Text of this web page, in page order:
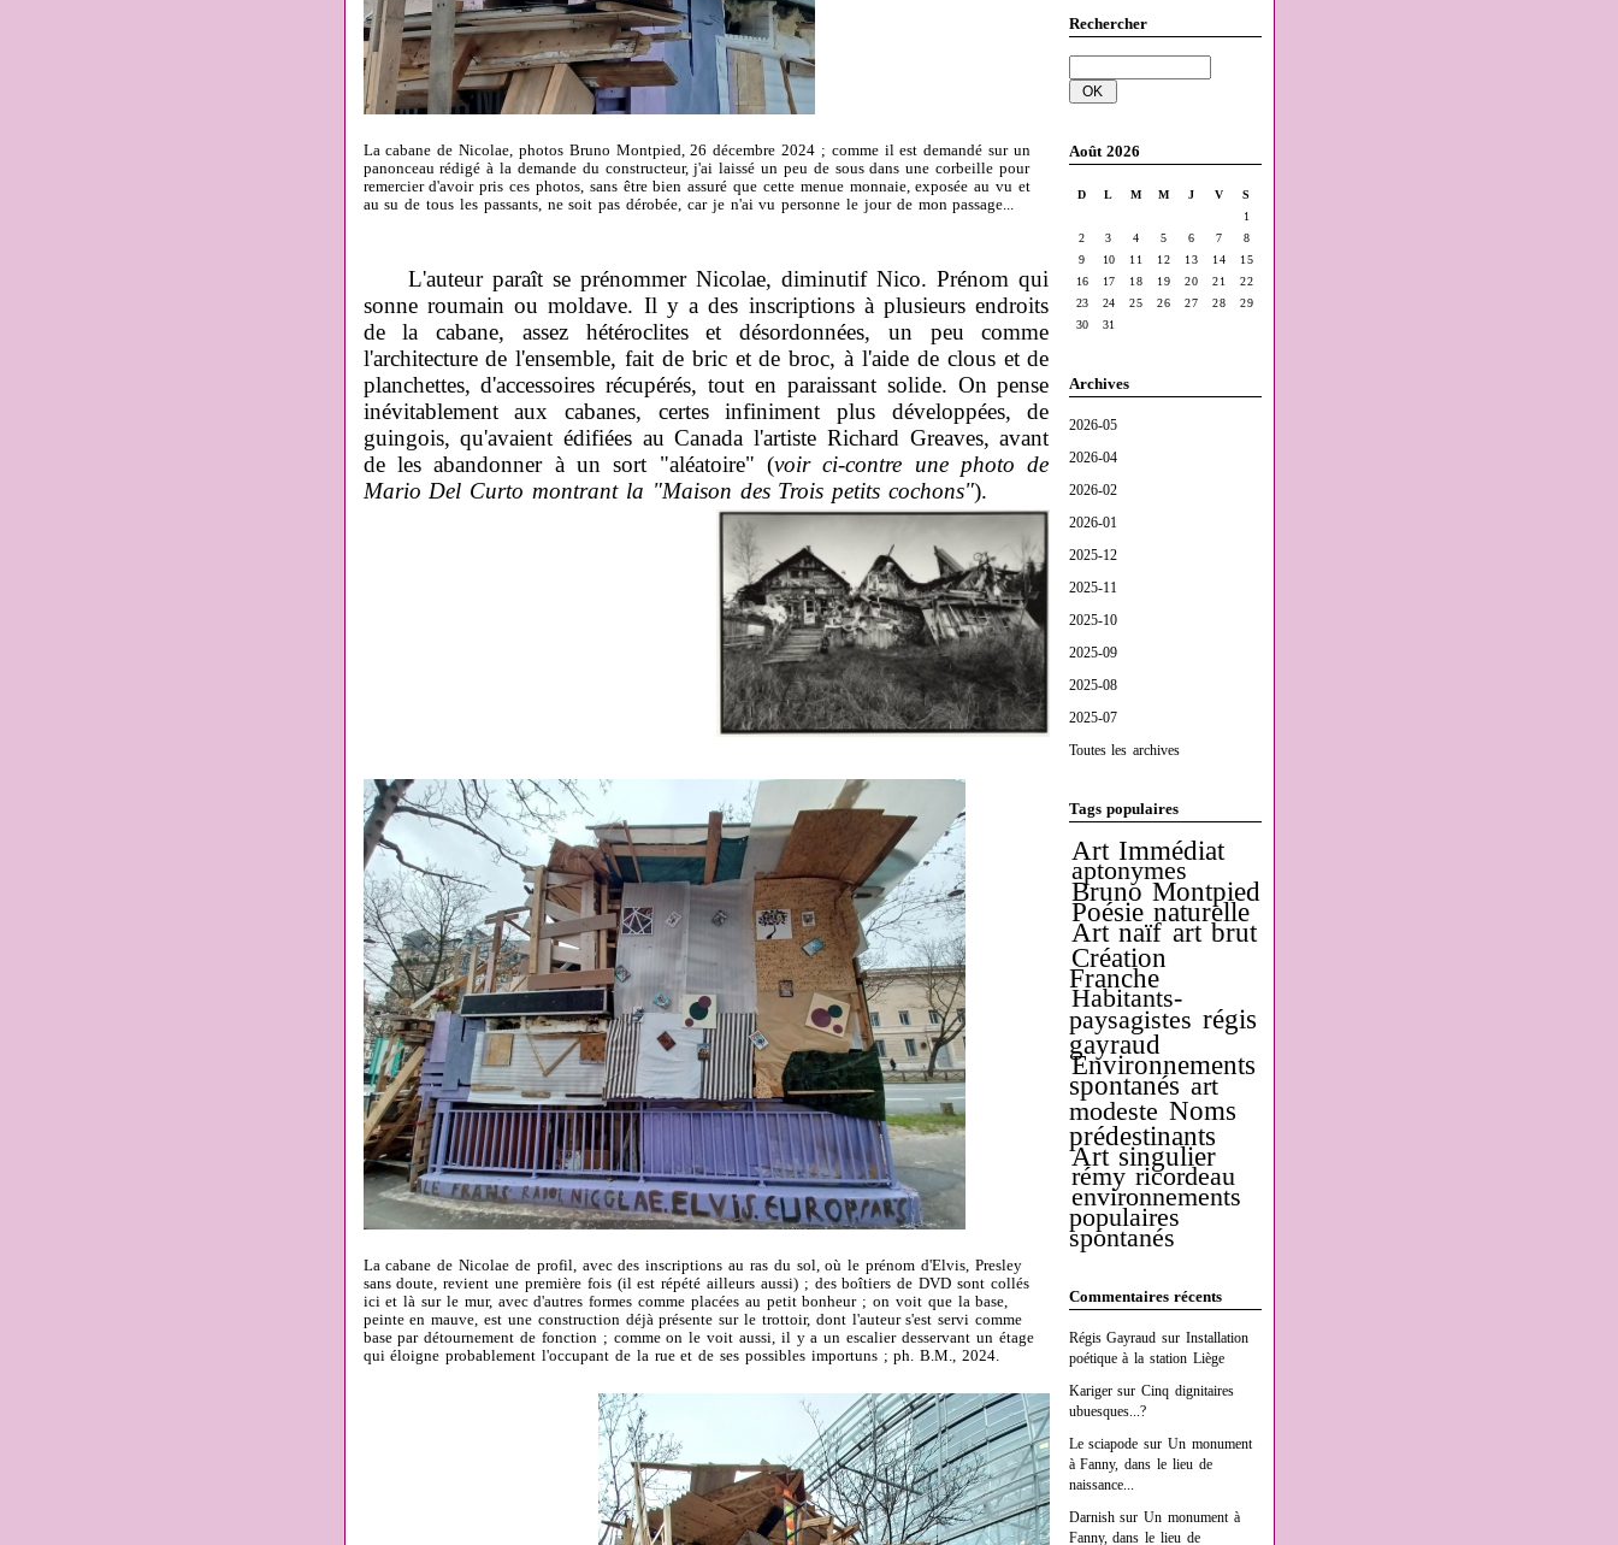
Rechercher
Août 2026
D L M M J V
S
1
2
3 4 5 6 7
8
9
10 11 12 13 14
15
16
17 18 19 20 21
22
23
24 25 26 27 28
29
30
31
Archives
2026-05
2026-04
2026-02
2026-01
2025-12
2025-11
2025-10
2025-09
2025-08
2025-07
Toutes les archives
Tags populaires
Art Immédiat
aptonymes
Bruno Montpied
Poésie naturelle
Art naïf art brut
Création
Franche
Habitants-
paysagistes régis
gayraud
Environnements
spontanés art
modeste Noms
prédestinants
Art singulier
rémy ricordeau
environnements
populaires
spontanés
Commentaires récents
Régis Gayraud surInstallation
poétique à la station Liège
KarigersurCinq dignitaires
ubuesques...?
Le sciapode surUn monument
à Fanny, dans le lieu de
naissance...
DarnishsurUn monument à
Fanny, dans le lieu de
La cabane de Nicolae, photos Bruno Montpied, 26 décembre 2024 ; comme il est demandé sur un
panonceau rédigé à la demande du constructeur, j'ai laissé un peu de sous dans une corbeille pour
remercier d'avoir pris ces photos, sans être bien assuré que cette menue monnaie, exposée au vu et
au su de tous les passants, ne soit pas dérobée, car je n'ai vu personne le jour de mon passage...
L'auteur paraît se prénommer Nicolae, diminutif Nico. Prénom qui
sonne roumain ou moldave. Il y a des inscriptions à plusieurs endroits
de la cabane, assez hétéroclites et désordonnées, un peu comme
l'architecture de l'ensemble, fait de bric et de broc, à l'aide de clous et de
planchettes, d'accessoires récupérés, tout en paraissant solide. On pense
inévitablement aux cabanes, certes infiniment plus développées, de
guingois, qu'avaient édifiées au Canada l'artiste Richard Greaves, avant
de les abandonner à un sort "aléatoire" (voir ci-contre une photo de
Mario Del Curto montrant la "Maison des Trois petits cochons").
La cabane de Nicolae de profil, avec des inscriptions au ras du sol, où le prénom d'Elvis, Presley
sans doute, revient une première fois (il est répété ailleurs aussi) ; des boîtiers de DVD sont collés
ici et là sur le mur, avec d'autres formes comme placées au petit bonheur ; on voit que la base,
peinte en mauve, est une construction déjà présente sur le trottoir, dont l'auteur s'est servi comme
base par détournement de fonction ; comme on le voit aussi, il y a un escalier desservant un étage
qui éloigne probablement l'occupant de la rue et de ses possibles importuns ; ph. B.M., 2024.